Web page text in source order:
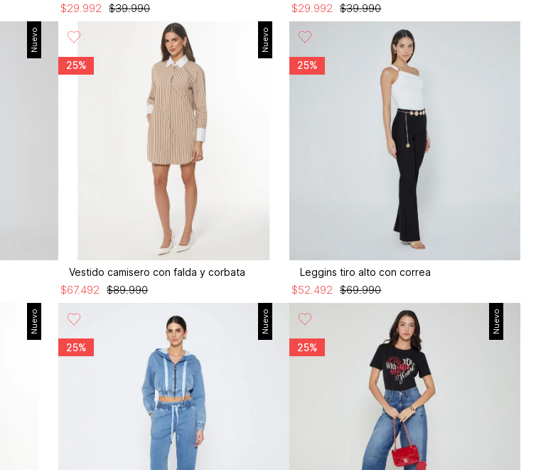
$39.990
$29 992 $39.990
$29 992
Nuevo Nuevo
25%
Vestido camisero con falda y corbata
$89.990
$67.492
25%
Leggins tiro alto con correa
$69.990
$52.492
Nuevo Nuevo
25%
Nuevo
25%